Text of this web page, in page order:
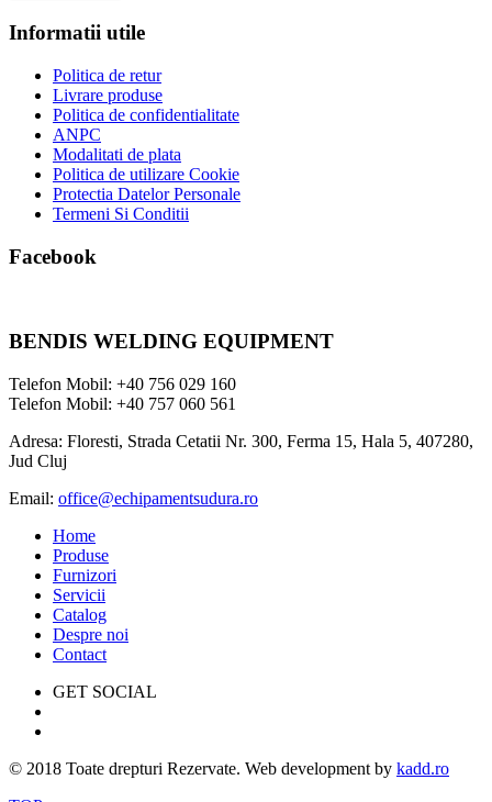
Informatii utile
Politica de retur
Livrare produse
Politica de confidentialitate
ANPC
Modalitati de plata
Politica de utilizare Cookie
Protectia Datelor Personale
Termeni Si Conditii
Facebook
BENDIS WELDING EQUIPMENT
Telefon Mobil: +40 756 029 160
Telefon Mobil: +40 757 060 561
Adresa: Floresti, Strada Cetatii Nr. 300, Ferma 15, Hala 5, 407280,
Jud Cluj
Email: office@echipamentsudura.ro
Home
Produse
Furnizori
Servicii
Catalog
Despre noi
Contact
GET SOCIAL
© 2018 Toate drepturi Rezervate. Web development by kadd.ro